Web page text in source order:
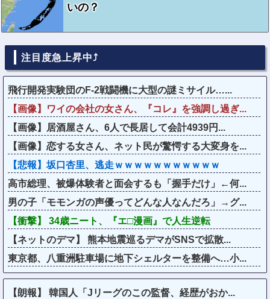
いの？
注目度急上昇中⤴
飛行開発実験団のF-2戦闘機に大型の謎ミサイル…...
【画像】ワイの会社の女さん、『コレ』を強調し過ぎ...
【画像】居酒屋さん、6人で長居して会計4939円...
【画像】恋する女さん、ネット民が驚愕する大変身を...
【悲報】坂口杏里、逃走ｗｗｗｗｗｗｗｗｗｗｗ
高市総理、被爆体験者と面会するも「握手だけ」←何...
男の子「モモンガの声優ってどんな人なんだろ」→グ...
【衝撃】 34歳ニート、『エ□漫画』で人生逆転
【ネットのデマ】 熊本地震巡るデマがSNSで拡散...
東京都、八重洲駐車場に地下シェルターを整備へ…小...
【朗報】 韓国人「Jリーグのこの監督、経歴がおか...